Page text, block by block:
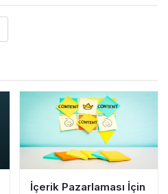
İçerik Pazarlaması İçin